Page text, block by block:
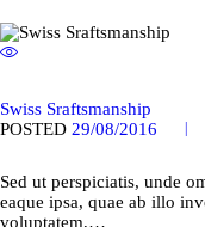
Swiss Sraftsmanship
POSTED 29/08/2016
Sed ut perspiciatis, unde
eaque ipsa, quae ab illo
voluptatem,…